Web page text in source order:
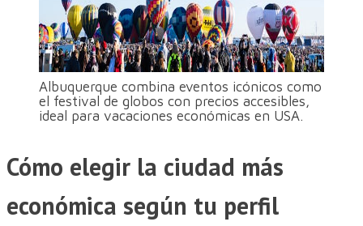
Albuquerque combina eventos icónicos como
el festival de globos con precios accesibles,
ideal para vacaciones económicas en USA.
Cómo elegir la ciudad más
económica según tu perfil